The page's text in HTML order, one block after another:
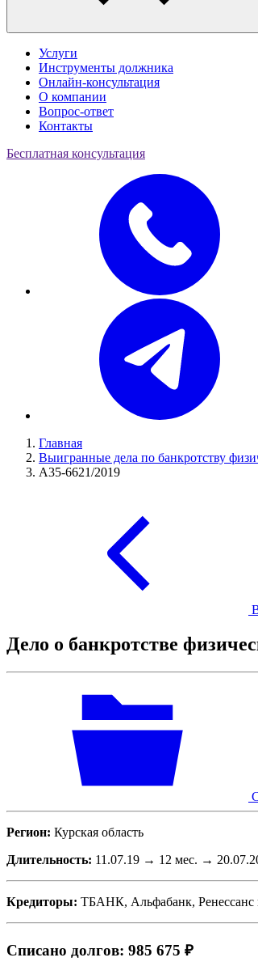
Услуги
Инструменты должника
Онлайн-консультация
О компании
Вопрос-ответ
Контакты
Бесплатная консультация
Главная
Выигранные дела по банкротству
А35-6621/2019
Дело о банкротстве
Регион: Курская область
Длительность: 11.07.19 → 12 мес. →
Кредиторы: ТБАНК, Альфабанк, Ренессанс
Списано долгов: 985 675 ₽